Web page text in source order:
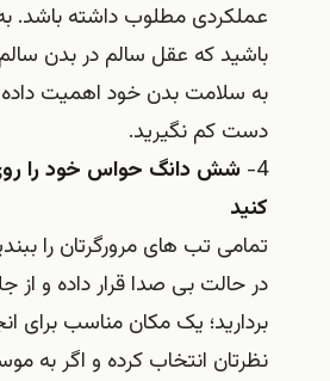
عملکردی مطلوب داشته باشد.
باشید که عقل سالم در بدن سالم
به سلامت بدن خود اهمیت
دست کم نگیرید.
4- شش دانگ حواس خود را
کنید
تمامی تب های مرورگرتان را
در حالت بی صدا قرار داده و
بردارید؛ یک مکان مناسب برای
نظرتان انتخاب کرده و اگر به